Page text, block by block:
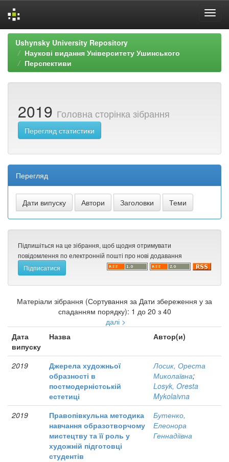
Skip
navigation
Ushynsky University Repository
Наукові видання Університету Ушинського
Перспективи
2019 Головна сторінка зібрання
Перегляд статистики
Перегляд
Підпишіться на це зібрання, щоб щодня отримувати
повідомлення по електронній пошті про нові додавання
Матеріали зібрання (Сортування за Дати збереження у за
спаданням порядку): 1 до 20 з 40
далі >
Дата
випуску
Назва Автор(и)
2019
Джерела художньої
образності в
постмодерністській
естетиці
Лосик, Ореста
Миколаївна;
Losyk, Oresta
Mykolaivna
2019
Правопівкульна методика
навчання образотворчому
мистецтву та її роль у
художній підготовці
студентів
Бутенко,
Елеонора
Геннадіївна